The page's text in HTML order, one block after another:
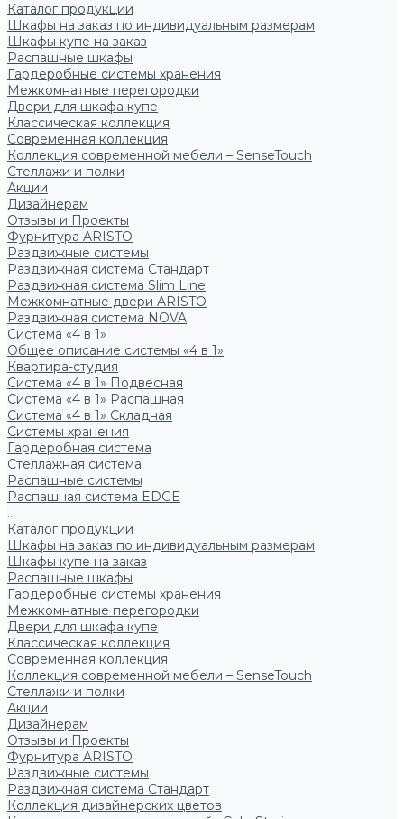
Каталог продукции
Шкафы на заказ по индивидуальным размерам
Шкафы купе на заказ
Распашные шкафы
Гардеробные системы хранения
Межкомнатные перегородки
Двери для шкафа купе
Классическая коллекция
Современная коллекция
Коллекция современной мебели – SenseTouch
Стеллажи и полки
Акции
Дизайнерам
Отзывы и Проекты
Фурнитура ARISTO
Раздвижные системы
Раздвижная система Стандарт
Раздвижная система Slim Line
Межкомнатные двери ARISTO
Раздвижная система NOVA
Система «4 в 1»
Общее описание системы «4 в 1»
Квартира-студия
Система «4 в 1» Подвесная
Система «4 в 1» Распашная
Система «4 в 1» Складная
Системы хранения
Гардеробная система
Стеллажная система
Распашные системы
Распашная система EDGE
...
Каталог продукции
Шкафы на заказ по индивидуальным размерам
Шкафы купе на заказ
Распашные шкафы
Гардеробные системы хранения
Межкомнатные перегородки
Двери для шкафа купе
Классическая коллекция
Современная коллекция
Коллекция современной мебели – SenseTouch
Стеллажи и полки
Акции
Дизайнерам
Отзывы и Проекты
Фурнитура ARISTO
Раздвижные системы
Раздвижная система Стандарт
Коллекция дизайнерских цветов